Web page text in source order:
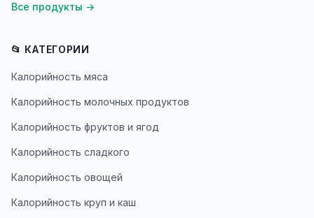
Все продукты →
📂 КАТЕГОРИИ
Калорийность мяса
Калорийность молочных продуктов
Калорийность фруктов и ягод
Калорийность сладкого
Калорийность овощей
Калорийность круп и каш